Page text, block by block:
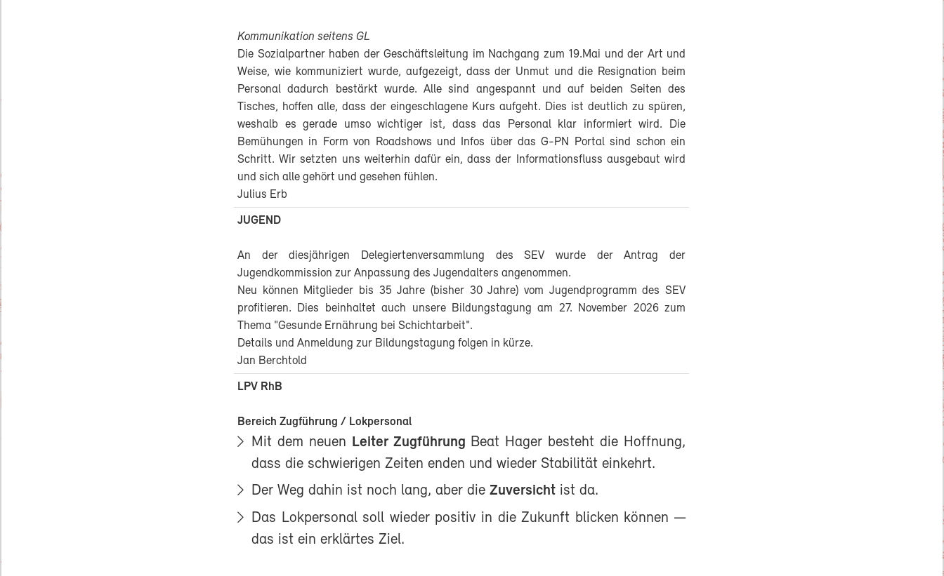
Kommunikation seitens GL
Die Sozialpartner haben der Geschäftsleitung im Nachgang zum 19.Mai und der Art und
Weise, wie kommuniziert wurde, aufgezeigt, dass der Unmut und die Resignation beim
Personal dadurch bestärkt wurde. Alle sind angespannt und auf beiden Seiten des
Tisches, hoffen alle, dass der eingeschlagene Kurs aufgeht. Dies ist deutlich zu spüren,
weshalb es gerade umso wichtiger ist, dass das Personal klar informiert wird. Die
Bemühungen in Form von Roadshows und Infos über das G-PN Portal sind schon ein
Schritt. Wir setzten uns weiterhin dafür ein, dass der Informationsfluss ausgebaut wird
und sich alle gehört und gesehen fühlen.
Julius Erb
JUGEND
An der diesjährigen Delegiertenversammlung des SEV wurde der Antrag der
Jugendkommission zur Anpassung des Jugendalters angenommen.
Neu können Mitglieder bis 35 Jahre (bisher 30 Jahre) vom Jugendprogramm des SEV
profitieren. Dies beinhaltet auch unsere Bildungstagung am 27. November 2026 zum
Thema "Gesunde Ernährung bei Schichtarbeit".
Details und Anmeldung zur Bildungstagung folgen in kürze.
Jan Berchtold
LPV RhB
Bereich Zugführung / Lokpersonal
Mit dem neuen Leiter Zugführung Beat Hager besteht die Hoffnung,
dass die schwierigen Zeiten enden und wieder Stabilität einkehrt.
Der Weg dahin ist noch lang, aber die Zuversicht ist da.
Das Lokpersonal soll wieder positiv in die Zukunft blicken können —
das ist ein erklärtes Ziel.